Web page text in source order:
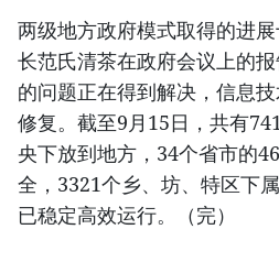
两级地方政府模式取得的进
长范氏清茶在政府会议上的
的问题正在得到解决，信息
修复。截至9月15日，共有
央下放到地方，34个省市的
全，3321个乡、坊、特区下
已稳定高效运行。（完）